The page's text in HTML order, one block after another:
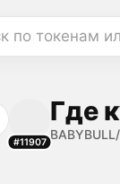
по токенам
#11907
Где